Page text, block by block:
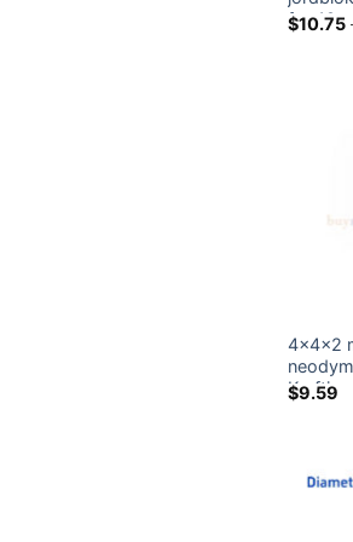
fra
$10.75
4x4x2
$9.59